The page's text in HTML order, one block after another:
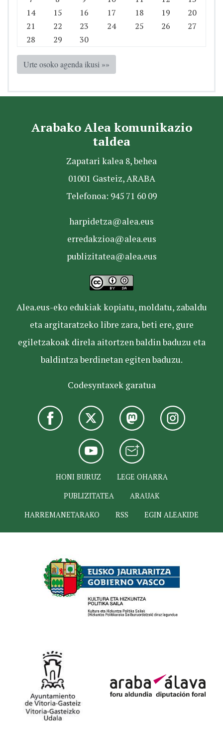
14
15 16 17 18 19
20
21
22 23 24 25 26
27
28
29 30
Urte osoko agenda ikusi »»
Arabako Alea komunikazio
taldea
Zapatari kalea 8, behea
01001 Gasteiz, ARABA
Telefonoa: 945 71 60 09
harpidetza@alea.eus
erredakzioa@alea.eus
publizitatea@alea.eus
Alea.eus-eko edukiak kopiatu, moldatu, zabaldu
eta argitaratzeko libre zara, beti ere, gure
egiletzakoak direla aitortzen baldin baduzu eta
baldintza berdinetan egiten baduzu.
Codesyntaxek garatua
HONI BURUZ
LEGE OHARRA
PUBLIZITATEA
ARAUAK
HARREMANETARAKO
RSS EGIN ALEAKIDE